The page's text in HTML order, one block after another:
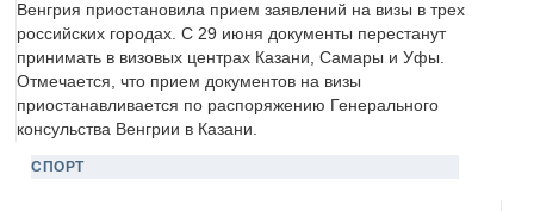
Венгрия приостановила прием заявлений на визы в трех
российских городах. С 29 июня документы перестанут
принимать в визовых центрах Казани, Самары и Уфы.
Отмечается, что прием документов на визы
приостанавливается по распоряжению Генерального
консульства Венгрии в Казани.
СПОРТ